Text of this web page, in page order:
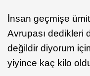
İnsan geçmişe
Avrupası dedikleri
değildir diyorum
yiyince kaç kilo